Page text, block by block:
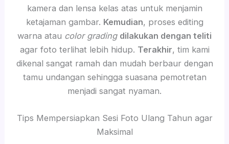
kamera dan lensa kelas atas untuk menjamin
ketajaman gambar. Kemudian, proses editing
warna atau color grading dilakukan dengan teliti
agar foto terlihat lebih hidup. Terakhir, tim kami
dikenal sangat ramah dan mudah berbaur dengan
tamu undangan sehingga suasana pemotretan
menjadi sangat nyaman.
Tips Mempersiapkan Sesi Foto Ulang Tahun agar
Maksimal